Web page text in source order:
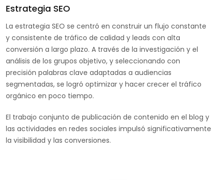
Estrategia SEO
La estrategia SEO se centró en construir un flujo constante
y consistente de tráfico de calidad y leads con alta
conversión a largo plazo. A través de la investigación y el
análisis de los grupos objetivo, y seleccionando con
precisión palabras clave adaptadas a audiencias
segmentadas, se logró optimizar y hacer crecer el tráfico
orgánico en poco tiempo.
El trabajo conjunto de publicación de contenido en el blog y
las actividades en redes sociales impulsó significativamente
la visibilidad y las conversiones.